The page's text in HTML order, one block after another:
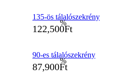
135-ös tálalószekrény
122,500Ft
90-es tálalószekrény
87,900Ft